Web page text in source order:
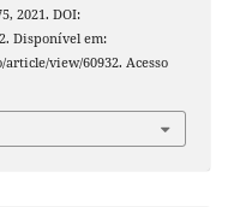
2021. DOI:
Disponível em:
view/60932. Acesso